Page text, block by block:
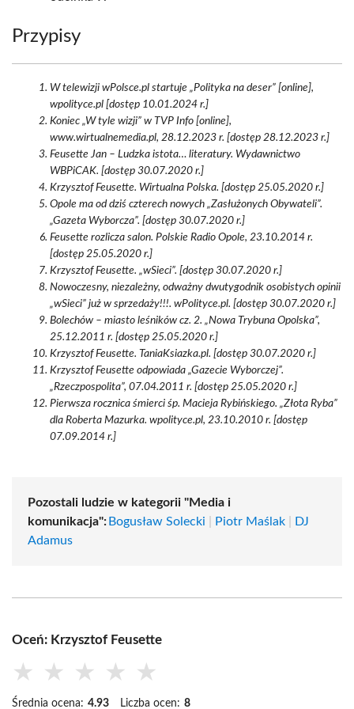
Przypisy
W telewizji wPolsce.pl startuje „Polityka na deser” [online],
wpolityce.pl [dostęp 10.01.2024 r.]
Koniec „W tyle wizji” w TVP Info [online],
www.wirtualnemedia.pl, 28.12.2023 r. [dostęp 28.12.2023 r.]
Feusette Jan – Ludzka istota… literatury. Wydawnictwo
WBPiCAK. [dostęp 30.07.2020 r.]
Krzysztof Feusette. Wirtualna Polska. [dostęp 25.05.2020 r.]
Opole ma od dziś czterech nowych „Zasłużonych Obywateli”.
„Gazeta Wyborcza”. [dostęp 30.07.2020 r.]
Feusette rozlicza salon. Polskie Radio Opole, 23.10.2014 r.
[dostęp 25.05.2020 r.]
Krzysztof Feusette. „wSieci”. [dostęp 30.07.2020 r.]
Nowoczesny, niezależny, odważny dwutygodnik osobistych opinii
„wSieci” już w sprzedaży!!!. wPolityce.pl. [dostęp 30.07.2020 r.]
Bolechów – miasto leśników cz. 2. „Nowa Trybuna Opolska”,
25.12.2011 r. [dostęp 25.05.2020 r.]
Krzysztof Feusette. TaniaKsiazka.pl. [dostęp 30.07.2020 r.]
Krzysztof Feusette odpowiada „Gazecie Wyborczej”.
„Rzeczpospolita”, 07.04.2011 r. [dostęp 25.05.2020 r.]
Pierwsza rocznica śmierci śp. Macieja Rybińskiego. „Złota Ryba”
dla Roberta Mazurka. wpolityce.pl, 23.10.2010 r. [dostęp
07.09.2014 r.]
Pozostali ludzie w kategorii "Media i
komunikacja": Bogusław Solecki Piotr Maślak
DJ
Adamus
Oceń: Krzysztof Feusette
★ ★ ★ ★ ★
Średnia ocena: 4.93 Liczba ocen: 8